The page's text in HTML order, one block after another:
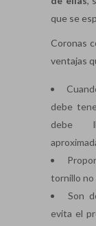
que se
Coronas
ventajas
debe
debe
tornillo no
Son
evita el